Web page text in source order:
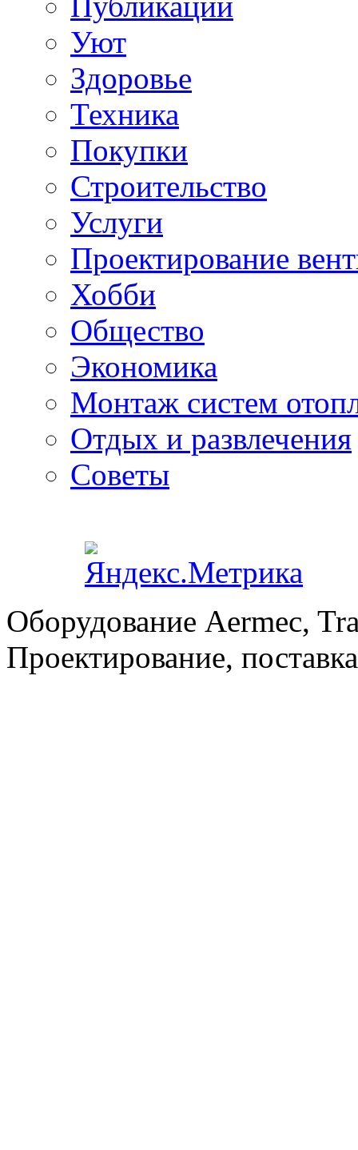
Уют
Здоровье
Техника
Покупки
Строительство
Услуги
Проектирование
Хобби
Общество
Экономика
Монтаж систем
Отдых и развлечения
Советы
Оборудование Aermec,
Проектирование,